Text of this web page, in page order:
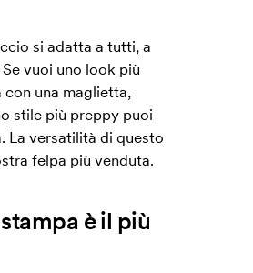
si adatta a tutti, a
vuoi uno look più
una maglietta,
stile più preppy puoi
La versatilità di questo
felpa più venduta.
è il più